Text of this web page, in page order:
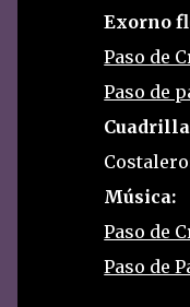
Exorno
Paso de
Paso de
Música:
Paso de
Paso de